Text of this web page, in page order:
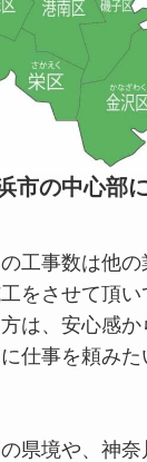
市の中心部
工事数は他
をさせて頂い
は、安心感か
仕事を頼み
県境や、神